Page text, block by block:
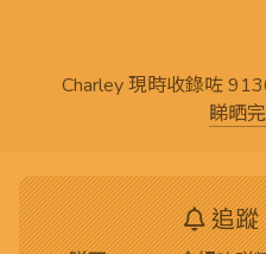
Charley 現時收錄咗
睇晒
追蹤